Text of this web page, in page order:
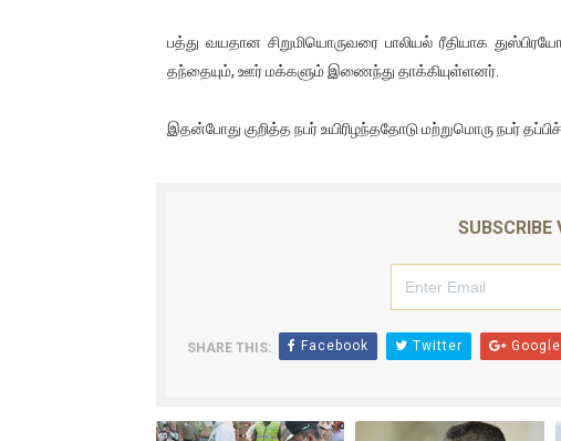
தடுப்பூசியை பெற்றுக் கொள்ளக் கூடிய
சிறுமியை பாலியல் வன்கொடுமை
பிரபல நடிகை தூக்கிட்டு தற்கொலை!
தியாகதீபம் லெப்.கேணல் திலீபன், கேணல்
ஐ.நா முன்றலில் சீரற்ற காலநிலையிலும்
இளையராஜா – கமல் அவசர சந்திப்பு
32 CM விநோத கன்றுக்குட்டி! (வீடியோ)
பத்து வயதான சிறுமியொருவரை பாலியல் ரீதியாக
தந்தையும், ஊர் மக்களும் இணைந்து தாக்கியுள்ளனர்.
இதன்போது குறித்த நபர் உயிரிழந்ததோடு மற்றுமொரு நபர்
SUBSCRIBE
SHARE THIS: Facebook Twitter